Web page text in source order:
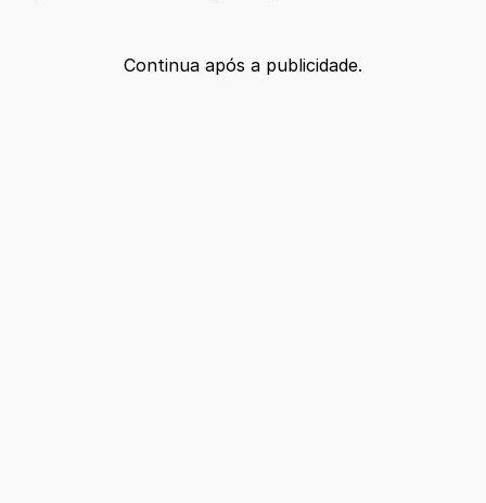
Continua após a publicidade.